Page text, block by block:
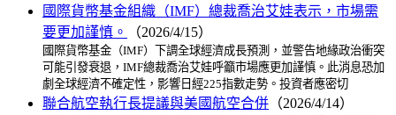
國際貨幣基金組織（IMF）總裁喬治艾娃表示，市場需
要更加謹慎。
（2026/4/15）
國際貨幣基金（IMF）下調全球經濟成長預測，並警告地緣政治衝突
可能引發衰退，IMF總裁喬治艾娃呼籲市場應更加謹慎。此消息恐加
劇全球經濟不確定性，影響日經225指數走勢。投資者應密切
聯合航空執行長提議與美國航空合併 （2026/4/14）